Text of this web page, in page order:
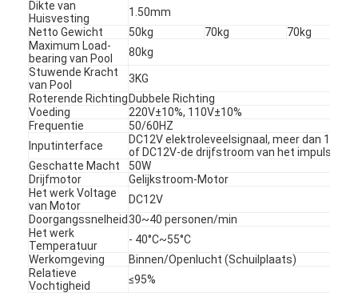
Over ons
Fabriekstocht
Kwaliteitscontrole
Nieuws
Ga Nu Praten.
tourniquet barrière poort
Dikte van
Huisvesting
1.50mm
Netto Gewicht
50kg 70kg
70kg
Maximum Load-
bearing van Pool
80kg
Stuwende Kracht
van Pool
3KG
Roterende Richting Dubbele Richting
Voeding
220V±10%, 110V±10%
Frequentie
50/60HZ
Inputinterface
DC12V elektroleveelsignaal, meer dan
of DC12V-de drijfstroom van het
Geschatte Macht
50W
Drijfmotor
Gelijkstroom-Motor
Het werk Voltage
van Motor
DC12V
Doorgangssnelheid 30~40 personen/min
Het werk
Temperatuur
- 40°C~55°C
Werkomgeving
Binnen/Openlucht (Schuilplaats)
Relatieve
Vochtigheid
≤95%